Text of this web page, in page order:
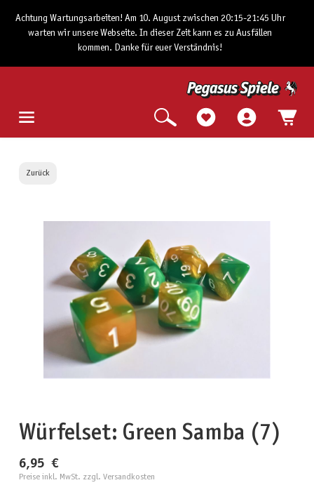
Achtung Wartungsarbeiten! Am 10. August zwischen 20:15-21:45 Uhr
warten wir unsere Webseite. In dieser Zeit kann es zu Ausfällen
kommen. Danke für euer Verständnis!
Zurück
Würfelset: Green Samba (7)
6,95 €
Preise inkl. MwSt. zzgl. Versandkosten